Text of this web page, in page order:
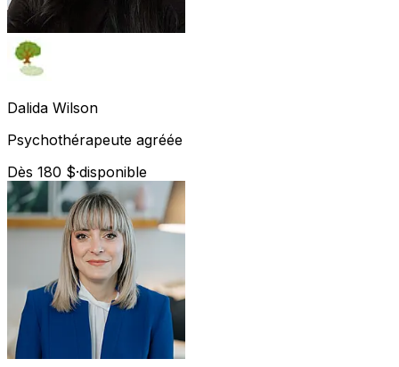
Dalida Wilson
Psychothérapeute agréée
Dès 180 $·disponible